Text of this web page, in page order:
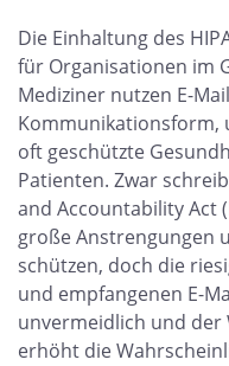
Die Einhaltung des
für Organisationen im
Mediziner nutzen E-
Kommunikationsform,
oft geschützte
Patienten. Zwar
and Accountability Act
große Anstrengungen
schützen, doch die
und empfangenen E-
unvermeidlich und der
erhöht die